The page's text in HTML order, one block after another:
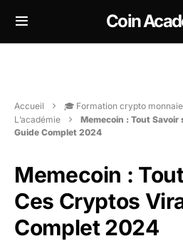
Coin
Accueil
🎓 Formation crypto
L’académie
Memecoin : Tout Savoir
Guide Complet 2024
Memecoin :
Ces Cryptos
Complet 2024